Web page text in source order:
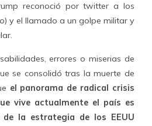
reconoció por twitter a los
y el llamado a un golpe militar y
errores o miserias de
se consolidó tras la muerte de
el panorama de radical crisis
vive actualmente el país es
de la estrategia de los EEUU